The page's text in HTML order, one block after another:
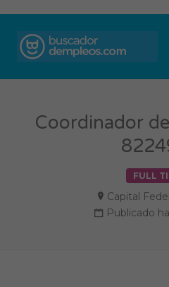
Coordinador
FULL
Capital
Publicado